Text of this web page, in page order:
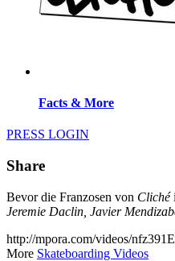
Facts & More
PRESS LOGIN
Share
Bevor die Franzosen von Cliché
Jeremie Daclin, Javier
http://mpora.com/videos/
More Skateboarding Videos